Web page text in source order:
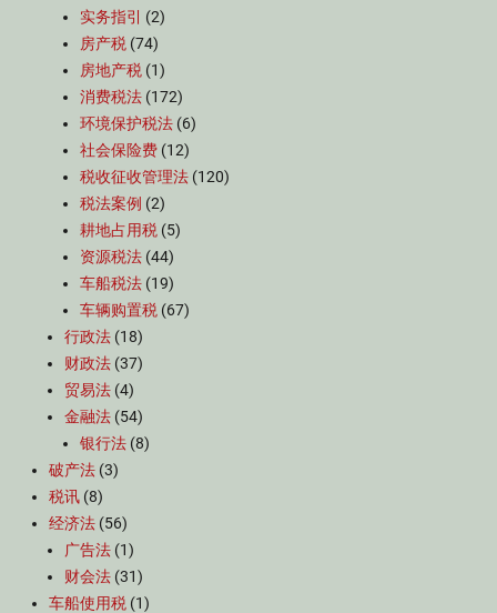
实务指引
(2)
房产税 (74)
房地产税 (1)
消费税法 (172)
环境保护税法 (6)
社会保险费 (12)
税收征收管理法 (120)
税法案例 (2)
耕地占用税 (5)
资源税法 (44)
车船税法 (19)
车辆购置税 (67)
行政法 (18)
财政法 (37)
贸易法 (4)
金融法 (54)
银行法 (8)
破产法 (3)
税讯 (8)
经济法 (56)
广告法 (1)
财会法 (31)
车船使用税 (1)